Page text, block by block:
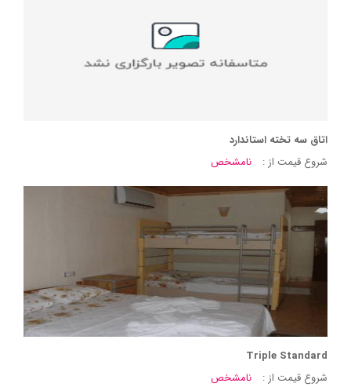
اتاق سه تخته استاندارد
شروع قیمت از :
نامشخص
Triple Standard
شروع قیمت از :
نامشخص